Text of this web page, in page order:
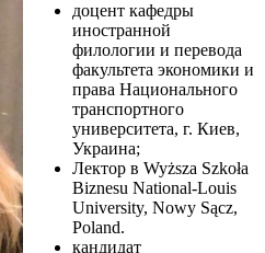
доцент кафедры
иностранной
филологии и перевода
факультета экономики и
права Национального
транспортного
университета, г. Киев,
Украина;
Лектор в Wyższa Szkoła
Biznesu National-Louis
University, Nowy Sącz,
Poland.
кандидат